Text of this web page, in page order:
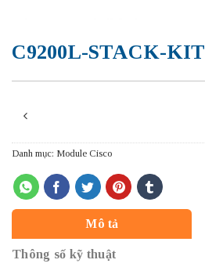
C9200L-STACK-KIT
Danh mục: Module Cisco
Mô tả
Thông số kỹ thuật